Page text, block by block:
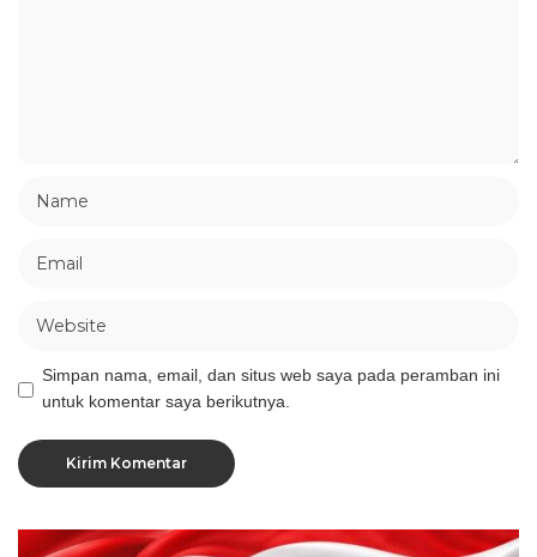
Simpan nama, email, dan situs web saya pada peramban ini
untuk komentar saya berikutnya.